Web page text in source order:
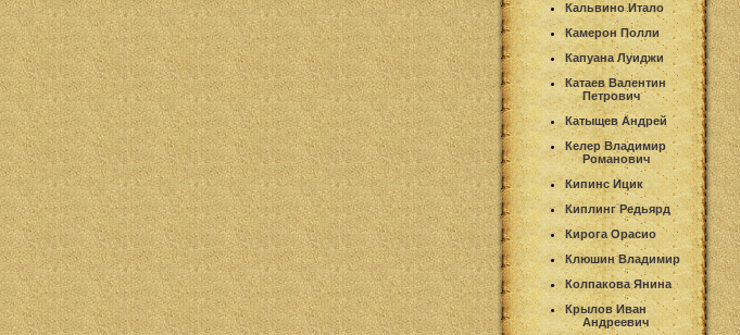
Кальвино Итало
Камерон Полли
Капуана Луиджи
Катаев Валентин
Петрович
Катыщев Андрей
Келер Владимир
Романович
Кипинс Ицик
Киплинг Редьярд
Кирога Орасио
Клюшин Владимир
Колпакова Янина
Крылов Иван
Андреевич